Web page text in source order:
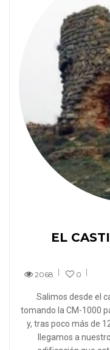
EL
2068 0
Salimos desde el
tomando la CM-1000
y, tras poco más de
llegamos a